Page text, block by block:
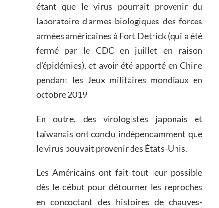
étant que le virus pourrait provenir du
laboratoire d’armes biologiques des forces
armées américaines à Fort Detrick (qui a été
fermé par le CDC en juillet en raison
d’épidémies), et avoir été apporté en Chine
pendant les Jeux militaires mondiaux en
octobre 2019.
En outre, des virologistes japonais et
taïwanais ont conclu indépendamment que
le virus pouvait provenir des États-Unis.
Les Américains ont fait tout leur possible
dès le début pour détourner les reproches
en concoctant des histoires de chauves-